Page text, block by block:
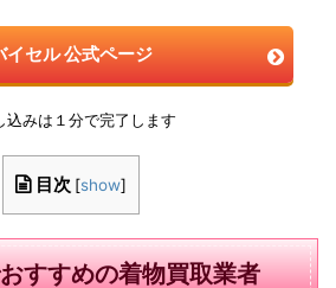
イセル 公式ページ
込みは１分で完了します
目次 [show]
すすめの着物買取業者